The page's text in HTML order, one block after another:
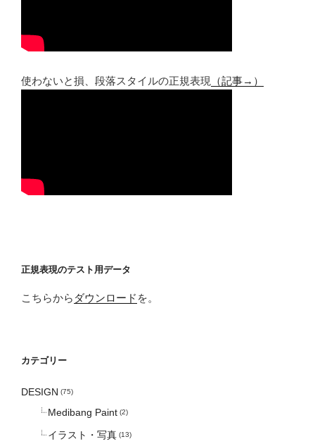
使わないと損、段落スタイルの正規表現 （記事→）
正規表現のテスト用データ
こちらから ダウンロード を。
カテゴリー
DESIGN (75)
Medibang Paint (2)
イラスト・写真 (13)